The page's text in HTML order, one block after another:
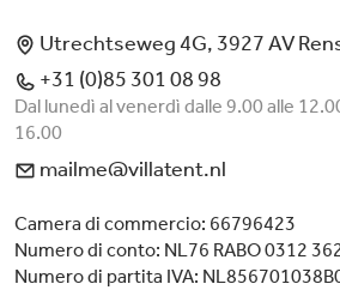
Utrechtseweg 4G, 3927 AV
+31 (0)85 301 08 98
Dal lunedì al venerdì dalle 9.00 alle
16.00
mailme@villatent.nl
Camera di commercio: 66796423
Numero di conto: NL76 RABO 0312
Numero di partita IVA: